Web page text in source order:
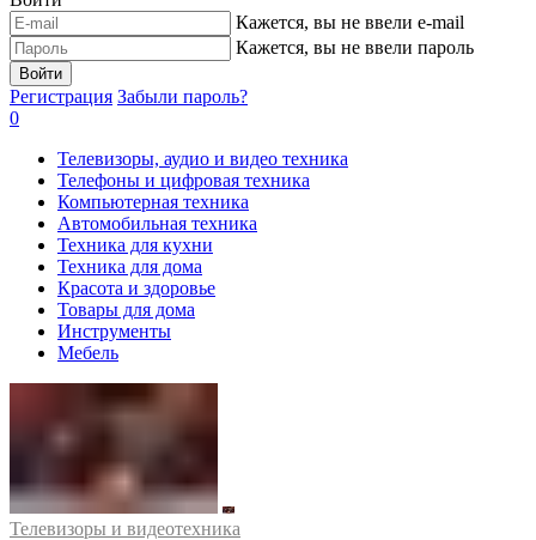
Кажется, вы не ввели e-mail
Кажется, вы не ввели пароль
Войти
Регистрация Забыли пароль?
0
Телевизоры, аудио и видео техника
Телефоны и цифровая техника
Компьютерная техника
Автомобильная техника
Техника для кухни
Техника для дома
Красота и здоровье
Товары для дома
Инструменты
Мебель
Телевизоры и видеотехника